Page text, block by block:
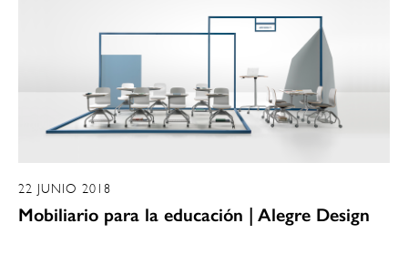
22 JUNIO 2018
Mobiliario para la educación | Alegre Design